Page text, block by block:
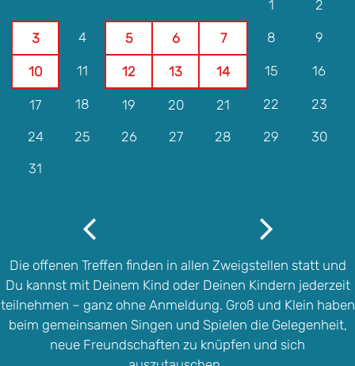
1 2
3 4 5 6 7 8 9
10 11 12 13 14 15 16
17 18 19 20 21 22 23
24 25 26 27 28 29
30
31
Die offenen Treffen finden in allen Zweigstellen statt und
Du kannst mit Deinem Kind oder Deinen Kindern jederzeit
teilnehmen – ganz ohne Anmeldung. Groß und Klein haben
beim gemeinsamen Singen und Spielen die Gelegenheit,
neue Freundschaften zu knüpfen und sich